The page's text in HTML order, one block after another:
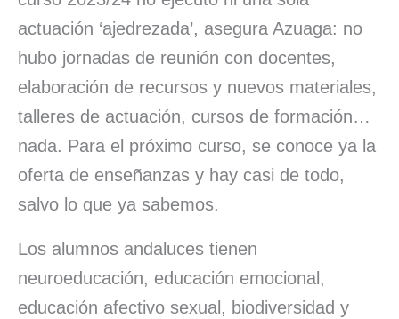
actuación ‘ajedrezada’, asegura Azuaga: no
hubo jornadas de reunión con docentes,
elaboración de recursos y nuevos materiales,
talleres de actuación, cursos de formación…
nada. Para el próximo curso, se conoce ya la
oferta de enseñanzas y hay casi de todo,
salvo lo que ya sabemos.
Los alumnos andaluces tienen
neuroeducación, educación emocional,
educación afectivo sexual, biodiversidad y